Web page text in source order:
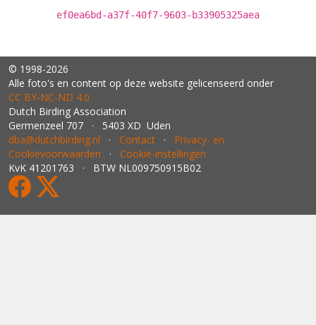
ef0ea6bd-a37f-40f7-9603-b33905325aea
© 1998-2026
Alle foto's en content op deze website gelicenseerd onder
CC BY‑NC‑ND 4.0
Dutch Birding Association
Germenzeel 707 · 5403 XD Uden
dba@dutchbirding.nl · Contact · Privacy- en
Cookievoorwaarden · Cookie-instellingen
KvK 41201763 · BTW NL009750915B02